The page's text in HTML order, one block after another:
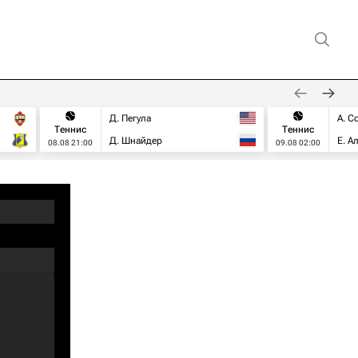
Теннис
08.08 21:00
Д. Пегула
Д. Шнайдер
Теннис
09.08 02:00
А.
Е.